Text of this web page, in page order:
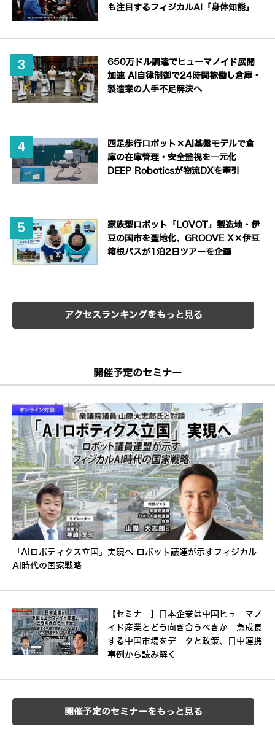
も注目するフィジカルAI「身体知能」
650万ドル調達でヒューマノイド展開
加速 AI自律制御で24時間稼働し倉庫・
製造業の人手不足解決へ
四足歩行ロボット×AI基盤モデルで倉
庫の在庫管理・安全監視を一元化
DEEP Roboticsが物流DXを牽引
家族型ロボット「LOVOT」製造地・伊
豆の国市を聖地化、GROOVE X×伊豆
箱根バスが1泊2日ツアーを企画
アクセスランキングをもっと見る
開催予定のセミナー
「AIロボティクス立国」実現へ ロボット議連が示すフィジカル
AI時代の国家戦略
【セミナー】日本企業は中国ヒューマノ
イド産業とどう向き合うべきか 急成長
する中国市場をデータと政策、日中連携
事例から読み解く
開催予定のセミナーをもっと見る